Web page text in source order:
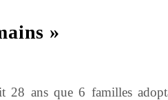
»
ans que 6 familles